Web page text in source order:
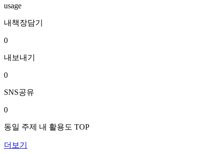
usage
내책장담기
0
내보내기
0
SNS공유
0
동일 주제 내 활용도 TOP
더보기